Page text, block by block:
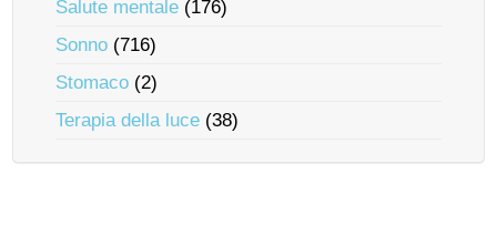
Salute mentale (176)
Sonno (716)
Stomaco (2)
Terapia della luce (38)